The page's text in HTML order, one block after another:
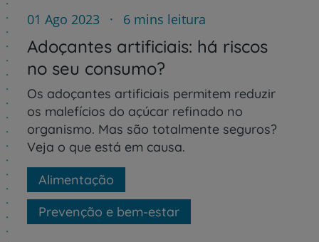
01 Ago 2023 6 mins leitura
Adoçantes artificiais: há riscos
no seu consumo?
Os adoçantes artificiais permitem reduzir
os malefícios do açúcar refinado no
organismo. Mas são totalmente seguros?
Veja o que está em causa.
Alimentação
Prevenção e bem-estar